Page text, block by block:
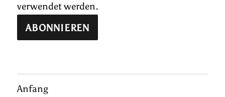
verwendet werden.
Anfang